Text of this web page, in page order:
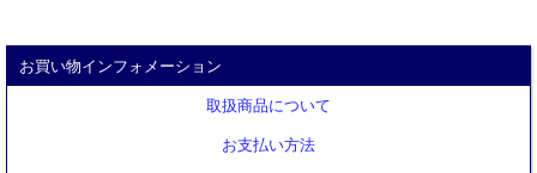
お買い物インフォメーション
取扱商品について
お支払い方法